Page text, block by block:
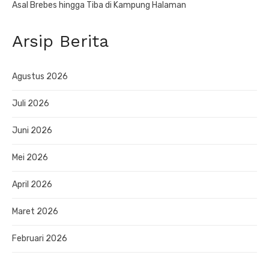
Asal Brebes hingga Tiba di Kampung Halaman
Arsip Berita
Agustus 2026
Juli 2026
Juni 2026
Mei 2026
April 2026
Maret 2026
Februari 2026